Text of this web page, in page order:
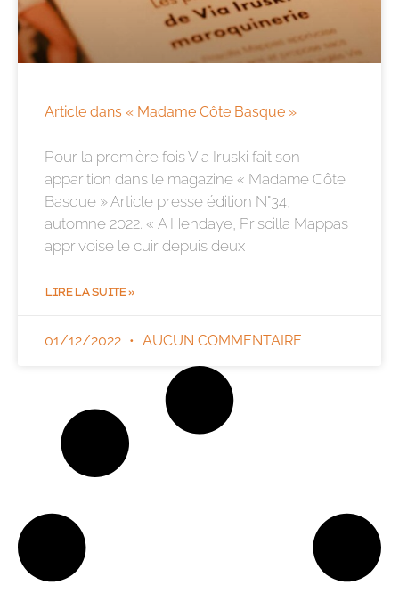
Article dans « Madame Côte Basque »
Pour la première fois Via Iruski fait son
apparition dans le magazine « Madame Côte
Basque » Article presse édition N°34,
automne 2022. « A Hendaye, Priscilla Mappas
apprivoise le cuir depuis deux
LIRE LA SUITE »
01/12/2022 AUCUN COMMENTAIRE